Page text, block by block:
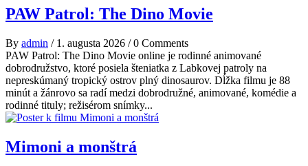
PAW Patrol: The Dino Movie
By admin / 1. augusta 2026 /0 Comments
PAW Patrol: The Dino Movie online je rodinné animované
dobrodružstvo, ktoré posiela šteniatka z Labkovej patroly na
nepreskúmaný tropický ostrov plný dinosaurov. Dĺžka filmu je 88
minút a žánrovo sa radí medzi dobrodružné, animované, komédie a
rodinné tituly; režisérom snímky...
Mimoni a monštrá